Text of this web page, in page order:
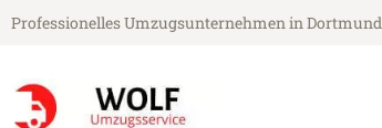
Professionelles Umzugsunternehmen in Dortmund